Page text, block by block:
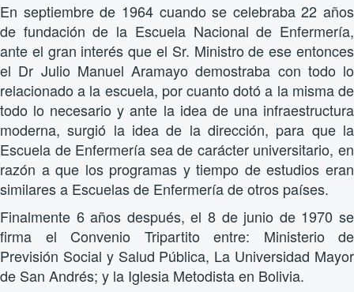
En septiembre de 1964 cuando se celebraba 22 años
de fundación de la Escuela Nacional de Enfermería,
ante el gran interés que el Sr. Ministro de ese entonces
el Dr Julio Manuel Aramayo demostraba con todo lo
relacionado a la escuela, por cuanto dotó a la misma de
todo lo necesario y ante la idea de una infraestructura
moderna, surgió la idea de la dirección, para que la
Escuela de Enfermería sea de carácter universitario, en
razón a que los programas y tiempo de estudios eran
similares a Escuelas de Enfermería de otros países.
Finalmente 6 años después, el 8 de junio de 1970 se
firma el Convenio Tripartito entre: Ministerio de
Previsión Social y Salud Pública, La Universidad Mayor
de San Andrés; y la Iglesia Metodista en Bolivia.